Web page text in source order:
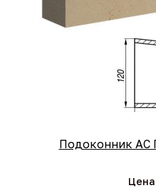
Подоконник АС